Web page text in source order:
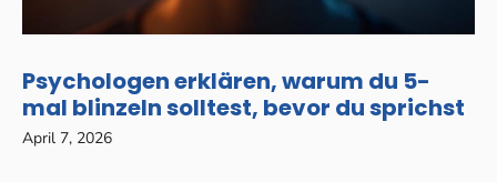
Psychologen erklären, warum du 5-
mal blinzeln solltest, bevor du sprichst
April 7, 2026